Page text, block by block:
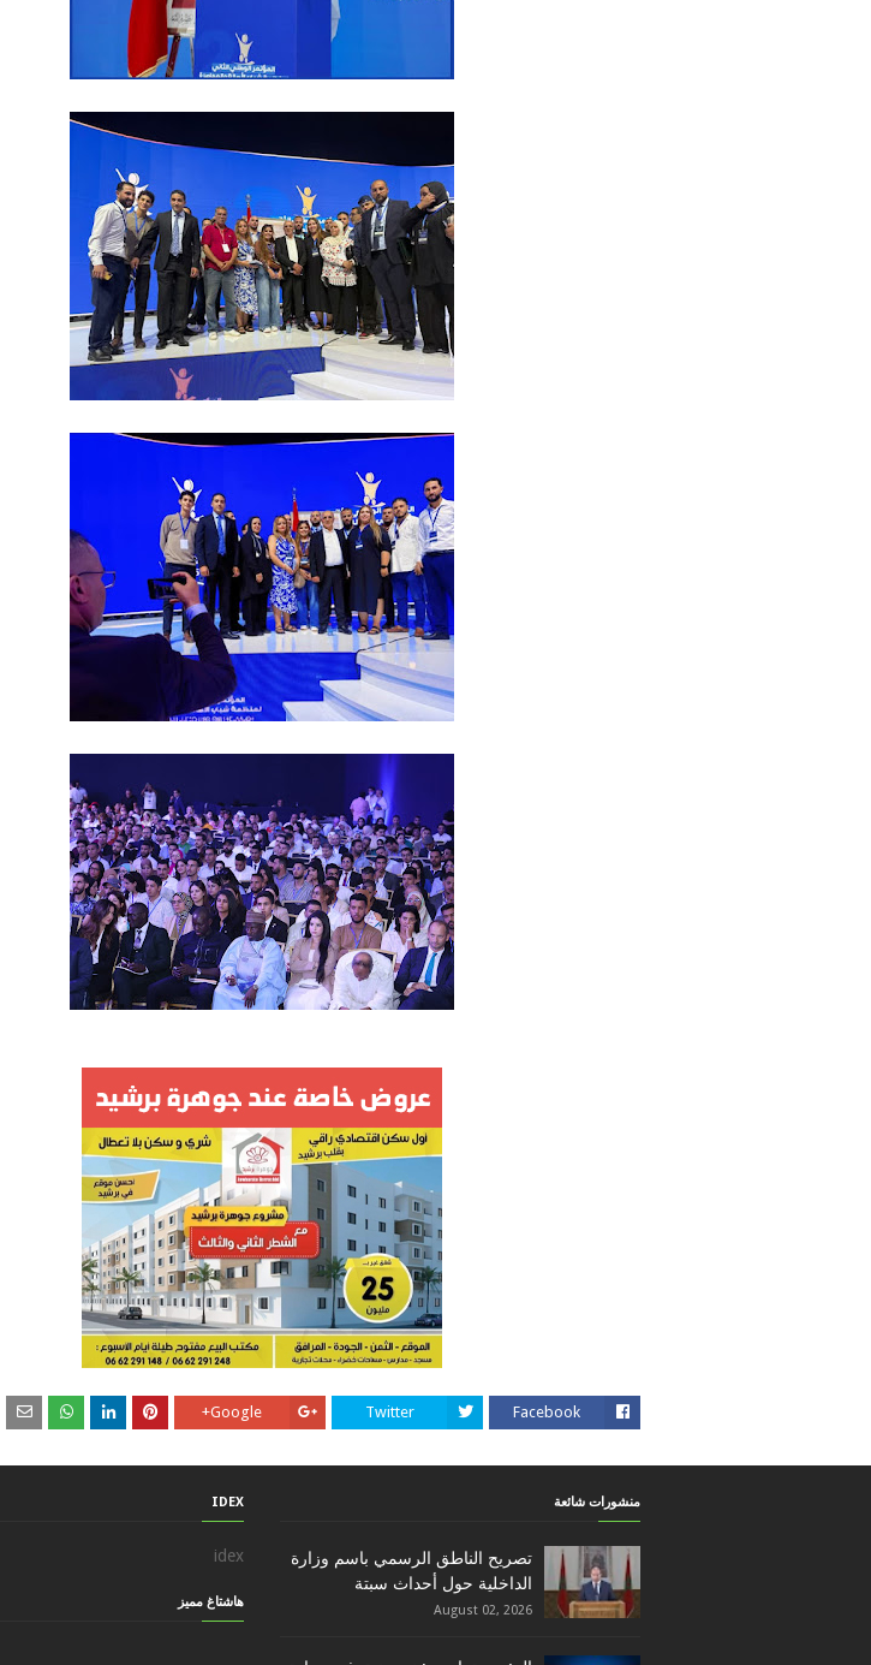
Facebook
Twitter
Google+
منشورات شائعة
تصريح الناطق الرسمي باسم وزارة
الداخلية حول أحداث سبتة
August 02, 2026
IDEX
idex
هاشتاغ مميز